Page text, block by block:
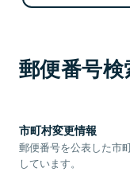
郵便番号
市町村変更情報
郵便番号を公表した市
しています。